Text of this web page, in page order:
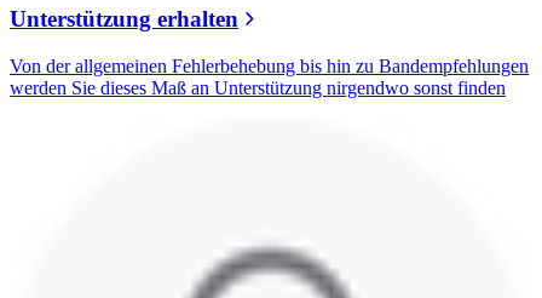
Unterstützung erhalten
Von der allgemeinen Fehlerbehebung bis hin zu Bandempfehlungen
werden Sie dieses Maß an Unterstützung nirgendwo sonst finden